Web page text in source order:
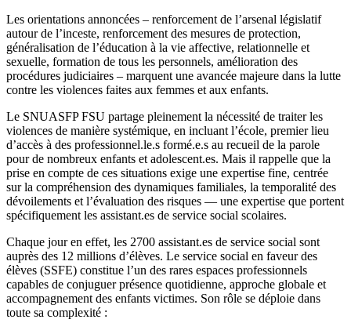
Les orientations annoncées – renforcement de l’arsenal législatif
autour de l’inceste, renforcement des mesures de protection,
généralisation de l’éducation à la vie affective, relationnelle et
sexuelle, formation de tous les personnels, amélioration des
procédures judiciaires – marquent une avancée majeure dans la lutte
contre les violences faites aux femmes et aux enfants.
Le SNUASFP FSU partage pleinement la nécessité de traiter les
violences de manière systémique, en incluant l’école, premier lieu
d’accès à des professionnel.le.s formé.e.s au recueil de la parole
pour de nombreux enfants et adolescent.es. Mais il rappelle que la
prise en compte de ces situations exige une expertise fine, centrée
sur la compréhension des dynamiques familiales, la temporalité des
dévoilements et l’évaluation des risques — une expertise que portent
spécifiquement les assistant.es de service social scolaires.
Chaque jour en effet, les 2700 assistant.es de service social sont
auprès des 12 millions d’élèves. Le service social en faveur des
élèves (SSFE) constitue l’un des rares espaces professionnels
capables de conjuguer présence quotidienne, approche globale et
accompagnement des enfants victimes. Son rôle se déploie dans
toute sa complexité :